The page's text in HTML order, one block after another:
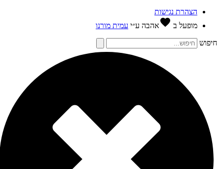
הצהרת נגישות
מופעל בfavoriteאהבהע״יעמית מורנו